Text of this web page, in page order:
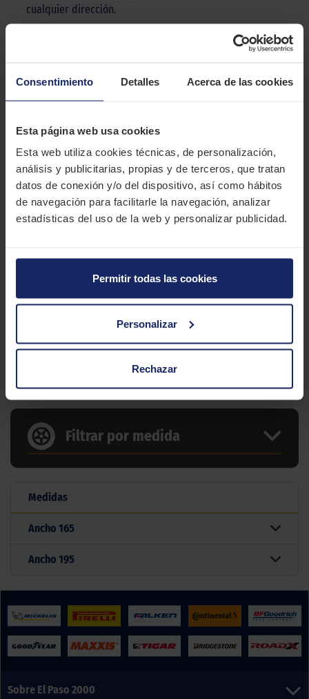
Consentimiento Detalles Acerca de las cookies
Esta página web usa cookies
Esta web utiliza cookies técnicas, de personalización,
análisis y publicitarias, propias y de terceros, que tratan
datos de conexión y/o del dispositivo, así como hábitos
de navegación para facilitarle la navegación, analizar
estadísticas del uso de la web y personalizar publicidad.
Permitir todas las cookies
Personalizar
Rechazar
cualquier dirección.
En ElPaso2000 disponemos de una amplia red de talleres
repartidos por todo el territorio de las Islas Canarias.
su compra en línea de manera rápida y segura.
APOLLO AMAZER 3G MAXX
El Apollo Amazer 3G MAXX es un neumático que ofrece un buen
rendimiento a un precio competitivo.
CARACTERÍSTICAS TÉCNICAS
AMAZER 3G MAXX
Estación
Verano
2 MEDIDAS PARA EL NEUMÁTICO
Filtrar por medida
Medidas
Ancho 165
Ancho 195
Sobre El Paso 2000